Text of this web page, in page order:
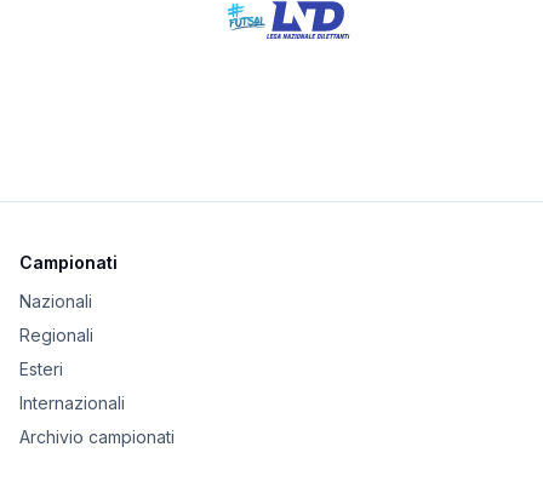
Campionati
Nazionali
Regionali
Esteri
Internazionali
Archivio campionati